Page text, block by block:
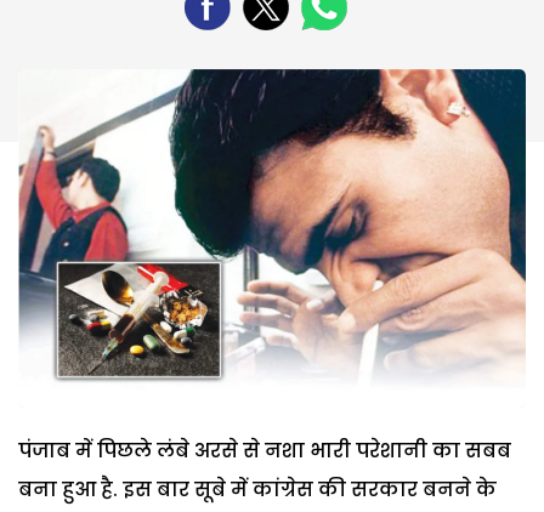
पंजाब में पिछले लंबे अरसे से नशा भारी परेशानी का सबब
बना हुआ है. इस बार सूबे में कांग्रेस की सरकार बनने के